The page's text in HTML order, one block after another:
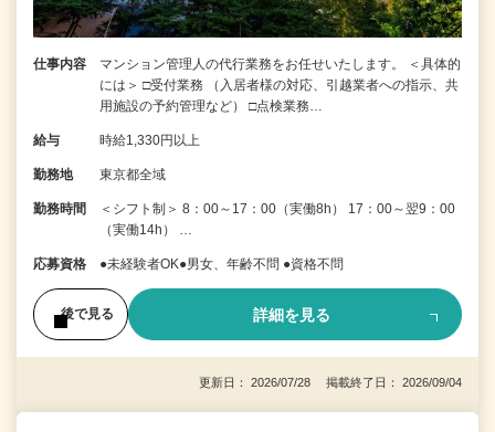
仕事内容
マンション管理人の代行業務をお任せいたします。 ＜具体的
には＞ □受付業務 （入居者様の対応、引越業者への指示、共
用施設の予約管理など） □点検業務…
給与 時給1,330円以上
勤務地 東京都全域
勤務時間
＜シフト制＞ 8：00～17：00（実働8h） 17：00～翌9：00
（実働14h） …
応募資格 ●未経験者OK●男女、年齢不問 ●資格不問
後で見る 詳細を見る
更新日： 2026/07/28 掲載終了日： 2026/09/04